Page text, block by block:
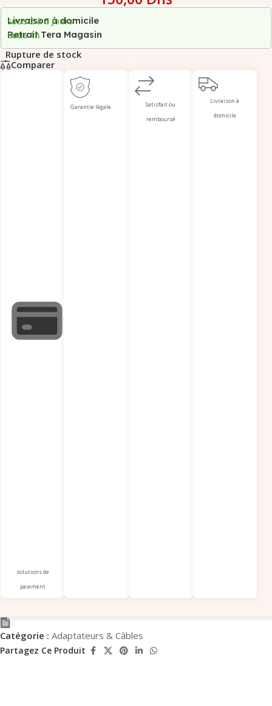
Livraison à domicile
sous 2 à 5 jours
Retrait Tera Magasin
Sous 1h
Rupture de stock
Comparer
solutions de
paiement
Garantie légale
Satisfait ou
remboursé
Livraison à
domicile
Catégorie : Adaptateurs & Câbles
Partagez Ce Produit